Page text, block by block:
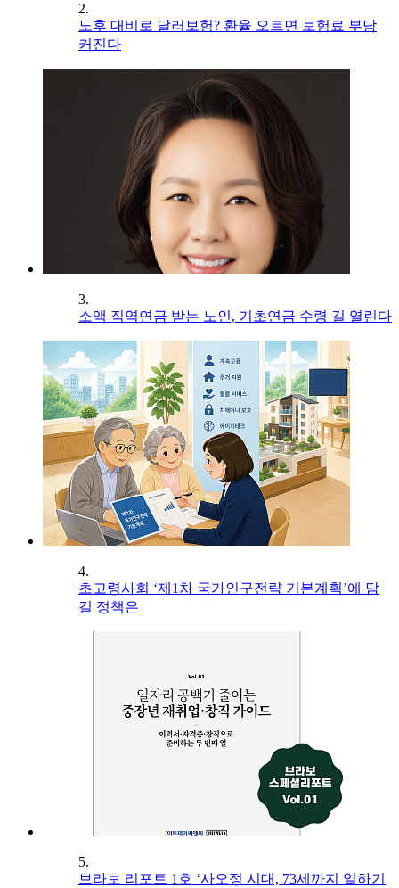
2.
노후 대비로 달러보험? 환율 오르면 보험료 부담
커진다
3.
소액 직역연금 받는 노인, 기초연금 수령 길 열린다
4.
초고령사회 ‘제1차 국가인구전략 기본계획’에 담
길 정책은
5.
브라보 리포트 1호 ‘사오정 시대, 73세까지 일하기